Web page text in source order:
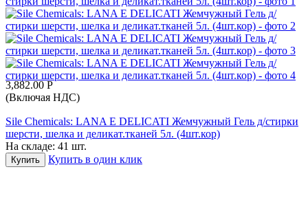
3,882.00 Р
(Включая НДС)
Sile Chemicals: LANA E DELICATI Жемчужный Гель д/стирки
шерсти, шелка и деликат.тканей 5л. (4шт.кор)
На складе: 41 шт.
Купить Купить в один клик